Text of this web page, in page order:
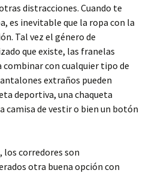
distracciones. Cuando te
es inevitable que la ropa con la
Tal vez el género de
que existe, las franelas
combinar con cualquier tipo de
extraños pueden
deportiva, una chaqueta
camisa de vestir o bien un botón
los corredores son
otra buena opción con